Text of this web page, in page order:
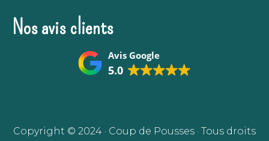
Nos avis clients
Avis Google
5.0
Copyright © 2024 · Coup de Pousses · Tous droits